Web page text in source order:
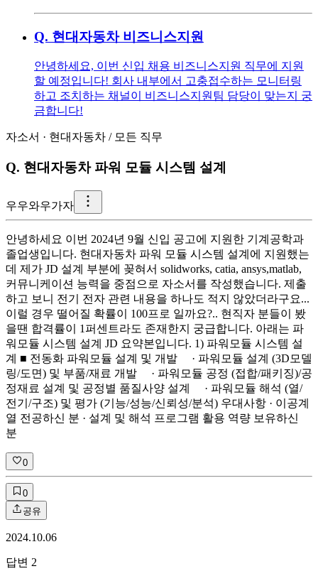
Q. 현대자동차 비즈니스지원
안녕하세요, 이번 신입 채용 비즈니스지원 직무에 지원
할 예정입니다! 회사 내부에서 고충접수하는 모니터링
하고 조치하는 채널이 비즈니스지원팀 담당이 맞는지 궁
금합니다!
자소서 · 현대자동차 / 모든 직무
Q. 현대자동차 파워 모듈 시스템 설계
우우와우가자
안녕하세요 이번 2024년 9월 신입 공고에 지원한 기계공학과
졸업생입니다. 현대자동차 파워 모듈 시스템 설계에 지원했는
데 제가 JD 설계 부분에 꽂혀서 solidworks, catia, ansys,matlab,
커뮤니케이션 능력을 중점으로 자소서를 작성했습니다. 제출
하고 보니 전기 전자 관련 내용을 하나도 적지 않았더라구요...
이럴 경우 떨어질 확률이 100프로 일까요?.. 현직자 분들이 봤
을땐 합격률이 1퍼센트라도 존재한지 궁급합니다. 아래는 파
워모듈 시스템 설계 JD 요약본입니다. 1) 파워모듈 시스템 설
계 ■ 전동화 파워모듈 설계 및 개발 · 파워모듈 설계 (3D모델
링/도면) 및 부품/재료 개발 · 파워모듈 공정 (접합/패키징)/공
정재료 설계 및 공정별 품질사양 설계 · 파워모듈 해석 (열/
전기/구조) 및 평가 (기능/성능/신뢰성/분석) 우대사항 · 이공계
열 전공하신 분 · 설계 및 해석 프로그램 활용 역량 보유하신
분
0
0
공유
2024.10.06
답변 2